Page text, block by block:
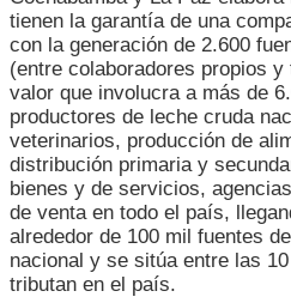
tienen la garantía de una
con la generación de 2.600
(entre colaboradores propios
valor que involucra a más de
productores de leche cruda
veterinarios, producción de
distribución primaria y
bienes y de servicios,
de venta en todo el país,
alrededor de 100 mil fuentes
nacional y se sitúa entre las
tributan en el país.